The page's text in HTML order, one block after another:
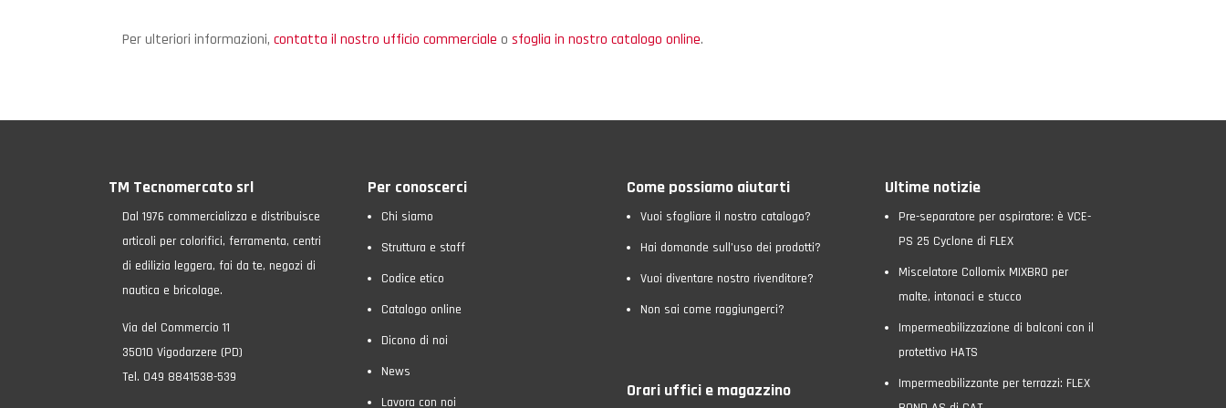
Per ulteriori informazioni,contatta il nostro ufficio commerciale osfoglia in nostro catalogo online.
TM Tecnomercato srl
Dal 1976 commercializza e distribuisce
articoli per colorifici, ferramenta, centri
di edilizia leggera, fai da te, negozi di
nautica e bricolage.
Via del Commercio 11
35010 Vigodarzere (PD)
Tel. 049 8841538-539
Per conoscerci
Chi siamo
Struttura e staff
Codice etico
Catalogo online
Dicono di noi
News
Lavora con noi
Come possiamo aiutarti
Vuoi sfogliare il nostro catalogo?
Hai domande sull’uso dei prodotti?
Vuoi diventare nostro rivenditore?
Non sai come raggiungerci?
Orari uffici e magazzino
Ultime notizie
Pre-separatore per aspiratore: è VCE-
PS 25 Cyclone di FLEX
Miscelatore Collomix MIXBRO per
malte, intonaci e stucco
Impermeabilizzazione di balconi con il
protettivo HATS
Impermeabilizzante per terrazzi: FLEX